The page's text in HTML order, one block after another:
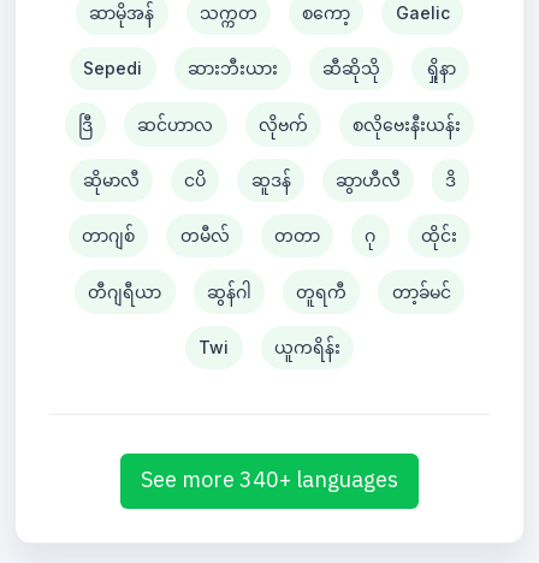
ဆာမိုအန် သက္ကတ စကော့ Gaelic
Sepedi ဆားဘီးယား ဆီဆိုသို ရှိုနာ
ဒြီ ဆင်ဟာလ လိုဗက် စလိုဗေးနီးယန်း
ဆိုမာလီ ငပိ ဆူဒန် ဆွာဟီလီ ဒိ
တာဂျစ် တမီလ် တတာ ဂု ထိုင်း
တီဂျရီယာ ဆွန်ဂါ တူရကီ တာ့ခ်မင်
Twi ယူကရိန်း
See more 340+ languages